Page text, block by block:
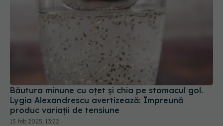
Băutura minune cu oțet și chia pe stomacul gol.
Lygia Alexandrescu avertizează: Împreună
produc variații de tensiune
15 feb 2025, 13:22